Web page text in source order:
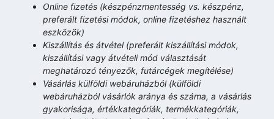
Online fizetés (készpénzmentesség vs. készpénz,
preferált fizetési módok, online fizetéshez használt
eszközök)
Kiszállítás és átvétel (preferált kiszállítási módok,
kiszállítási vagy átvételi mód választását
meghatározó tényezők, futárcégek megítélése)
Vásárlás külföldi webáruházból (külföldi
webáruházból vásárlók aránya és száma, a vásárlás
gyakorisága, értékkategóriák, termékkategóriák,